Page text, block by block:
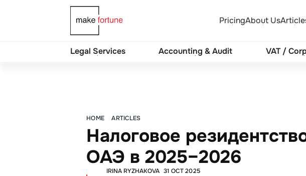
HOME ARTICLES
Налоговое
ОАЭ в 2025–2026
IRINA RYZHAKOVA 31 OCT 2025
PricingAbout Us
Legal Services Accounting & Audit VAT /